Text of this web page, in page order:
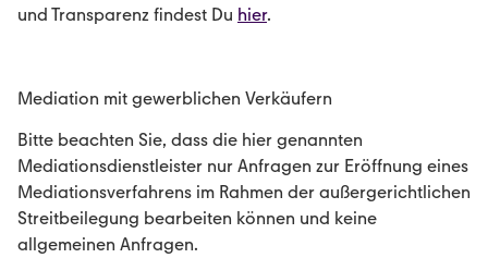
und Transparenz findest Du hier.
Mediation mit gewerblichen Verkäufern
Bitte beachten Sie, dass die hier genannten
Mediationsdienstleister nur Anfragen zur Eröffnung eines
Mediationsverfahrens im Rahmen der außergerichtlichen
Streitbeilegung bearbeiten können und keine
allgemeinen Anfragen.